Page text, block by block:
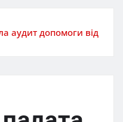
аудит допомоги від